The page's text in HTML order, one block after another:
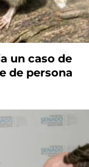
un caso de
de persona